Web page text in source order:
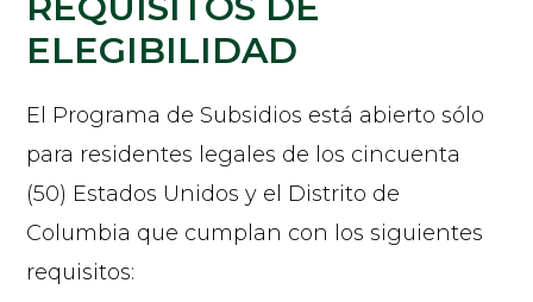
ELEGIBILIDAD
El Programa de Subsidios está abierto sólo
para residentes legales de los cincuenta
(50) Estados Unidos y el Distrito de
Columbia que cumplan con los siguientes
requisitos: